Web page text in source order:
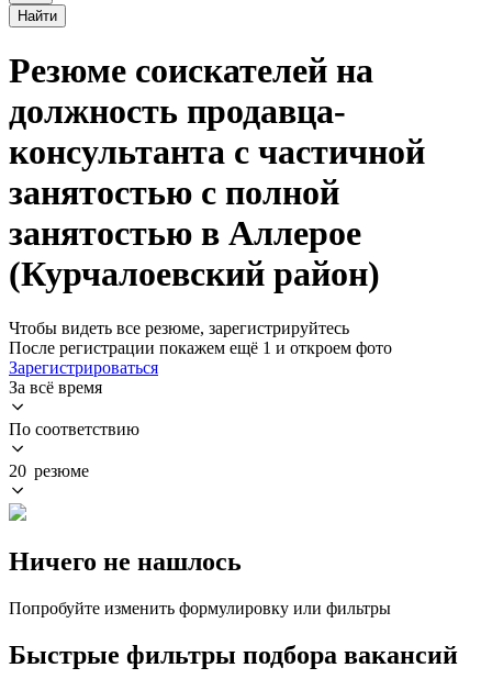
Найти
Резюме соискателей на
должность продавца-
консультанта с частичной
занятостью с полной
занятостью в Аллерое
(Курчалоевский район)
Чтобы видеть все резюме, зарегистрируйтесь
После регистрации покажем ещё 1 и откроем фото
Зарегистрироваться
За всё время
По соответствию
20 резюме
Ничего не нашлось
Попробуйте изменить формулировку или фильтры
Быстрые фильтры подбора вакансий